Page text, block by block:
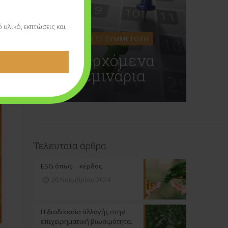
ΔΗΛΩΣΤΕ ΣΥΜΜΕΤΟΧΗ
Επερχόμενα
Σεμινάρια
Τελευταία άρθρα
ESG όπως… κέρδος
Η διαδικασία αλλαγής στην
επιχειρηματική βιωσιμότητα.
εκπτώσεις και